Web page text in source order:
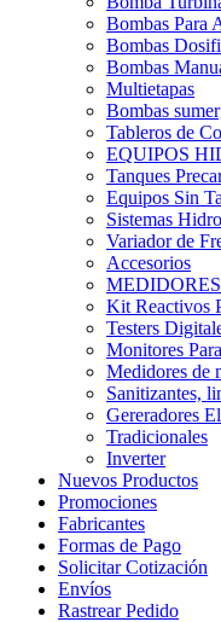
Bombas Para
Bombas
Bombas
Multietapas
Bombas
Tableros de
EQUIPOS
Tanques
Equipos Sin
Sistemas
Variador de
Accesorios
Kit Reactivos
Testers
Monitores
Medidores de
Sanitizantes,
Gereradores
Tradicionales
Inverter
Nuevos Productos
Promociones
Fabricantes
Formas de Pago
Solicitar Cotización
Envíos
Rastrear Pedido